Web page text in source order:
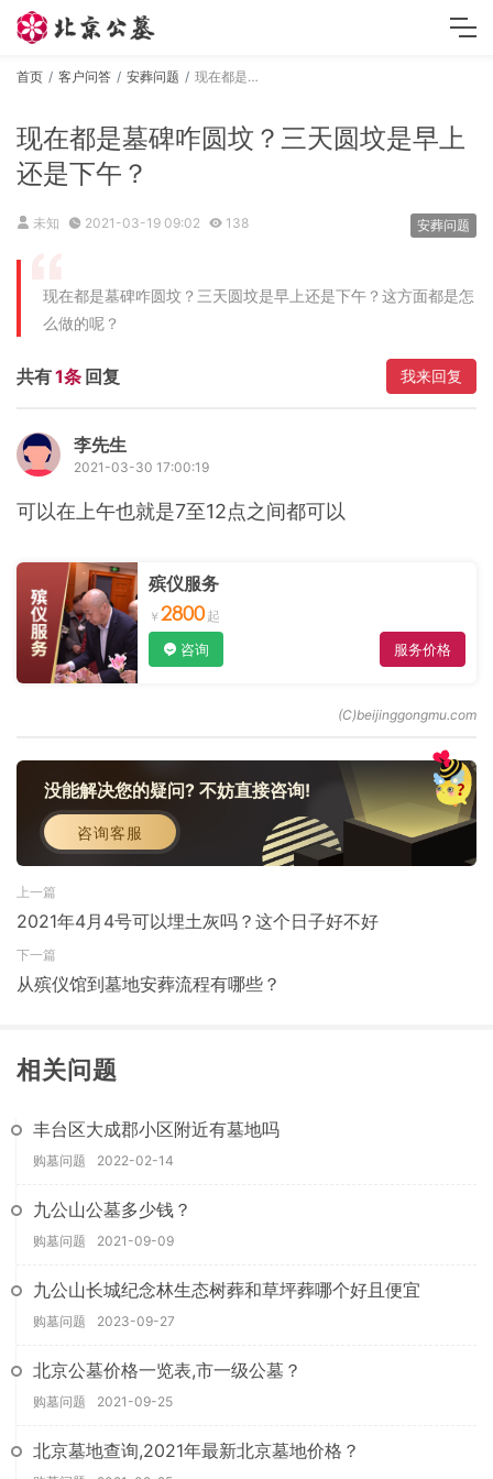
首页 客户问答 安葬问题 现在都是墓碑咋圆坟？三天圆坟是早上还是下午？
现在都是墓碑咋圆坟？三天圆坟是早上
还是下午？
未知 2021-03-19 09:02 138 安葬问题
现在都是墓碑咋圆坟？三天圆坟是早上还是下午？这方面都是怎
么做的呢？
共有1条 回复 我来回复
李先生
2021-03-30 17:00:19
可以在上午也就是7至12点之间都可以
殡仪服务
2800
咨询 服务价格
没能解决您的疑问? 不妨直接咨询!
咨询客服
上一篇
2021年4月4号可以埋土灰吗？这个日子好不好
下一篇
从殡仪馆到墓地安葬流程有哪些？
相关问题
丰台区大成郡小区附近有墓地吗
购墓问题 2022-02-14
九公山公墓多少钱？
购墓问题 2021-09-09
九公山长城纪念林生态树葬和草坪葬哪个好且便宜
购墓问题 2023-09-27
北京公墓价格一览表,市一级公墓？
购墓问题 2021-09-25
北京墓地查询,2021年最新北京墓地价格？